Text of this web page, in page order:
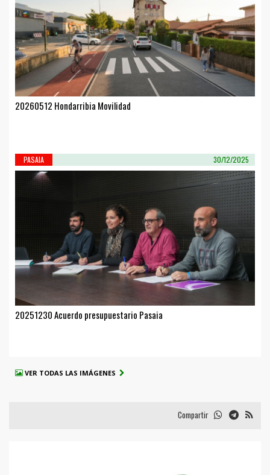
20260512 Hondarribia Movilidad
PASAIA 30/12/2025
20251230 Acuerdo presupuestario Pasaia
VER TODAS LAS IMÁGENES
Compartir